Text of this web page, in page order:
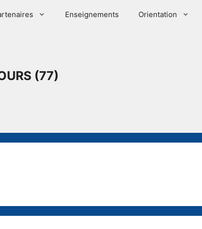
Enseignements Orientation
(77)